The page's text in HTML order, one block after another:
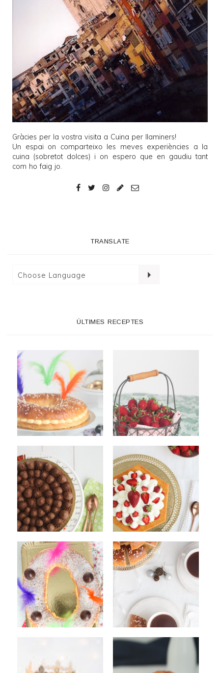
Gràcies per la vostra visita a Cuina per llaminers!
Un espai on comparteixo les meves experiències a la
cuina (sobretot dolces) i on espero que en gaudiu tant
com ho faig jo.
TRANSLATE
ÚLTIMES RECEPTES